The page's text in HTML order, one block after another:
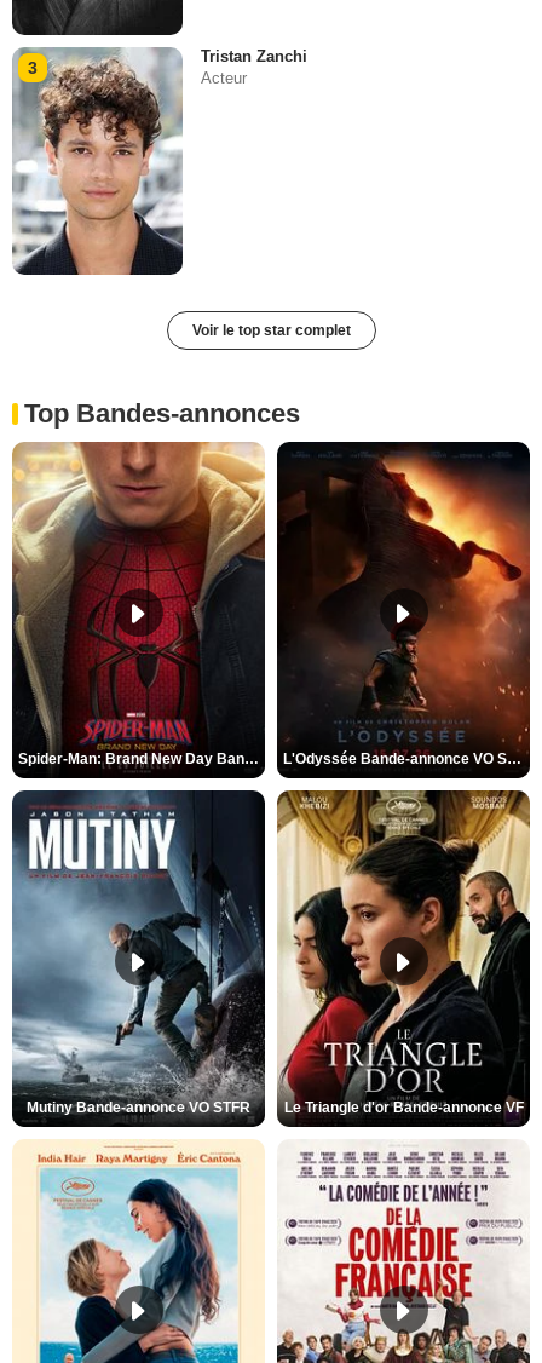
3
Tristan Zanchi
Acteur
Voir le top star complet
Top Bandes-annonces
Spider-Man: Brand New Day Bande-annonce VO STFR L'Odyssée Bande-annonce VO STFR
Mutiny Bande-annonce VO STFR Le Triangle d'or Bande-annonce VF